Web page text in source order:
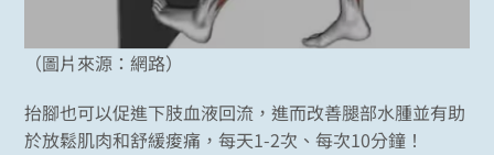
（圖片來源：網路）
抬腳也可以促進下肢血液回流，進而改善腿部水腫並有助
於放鬆肌肉和舒緩痠痛，每天1-2次、每次10分鐘！